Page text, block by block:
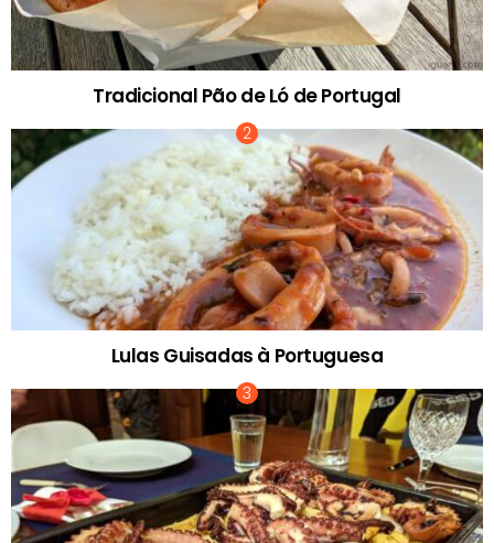
Tradicional Pão de Ló de Portugal
Lulas Guisadas à Portuguesa